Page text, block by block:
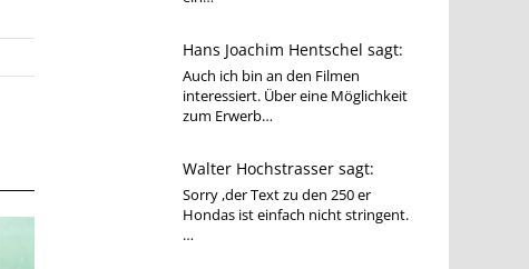
Hans Joachim Hentschel sagt:
Auch ich bin an den Filmen
interessiert. Über eine Möglichkeit
zum Erwerb…
Walter Hochstrasser sagt:
Sorry ,der Text zu den 250 er
Hondas ist einfach nicht stringent.
…